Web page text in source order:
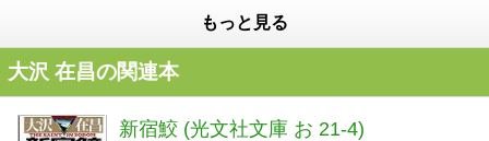
もっと見る
大沢 在昌の関連本
新宿鮫 (光文社文庫 お 21-4)